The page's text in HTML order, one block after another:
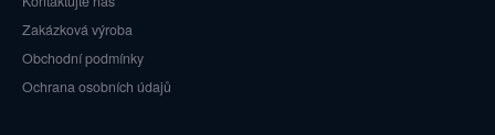
Zakázková výroba
Obchodní podmínky
Ochrana osobních údajů